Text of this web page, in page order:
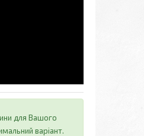
для Вашого
варіант.